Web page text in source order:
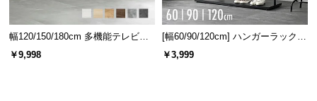
安心して収納できる耐荷重
各棚板や天板は強度に優れており、家電などの重た
幅120/150/180cm 多機能テレビボ
ード 木目/石目調 オープン収納・
引き出し収納付き
￥9,998
[幅60/90/120cm] ハンガーラック
スチール 4段階高さ調節 サイドフ
ック オープンラック シンプル
￥3,999